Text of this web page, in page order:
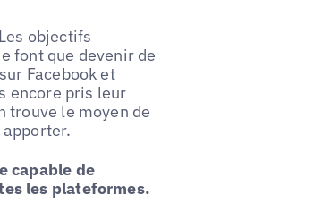
objectifs
font que devenir de
Facebook et
encore pris leur
trouve le moyen de
capable de
les plateformes.